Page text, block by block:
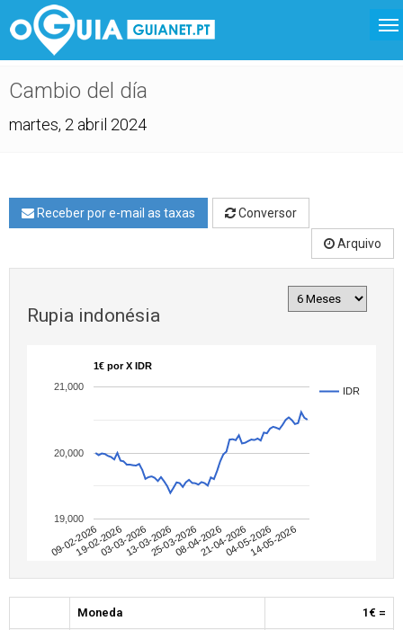
Cambio del día
martes, 2 abril 2024
Receber por e-mail as taxas Conversor
Arquivo
Rupia indonésia
1€ por X IDR
IDR
09-02-202619-02-202603-03-202613-03-202625-03-202608-04-202621-04-202604-05-202614-05-2026
19,000
20,000
21,000
Moneda 1€ =